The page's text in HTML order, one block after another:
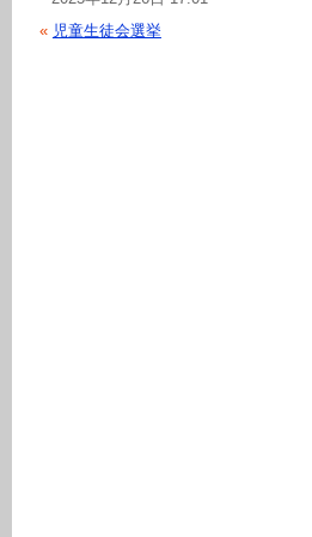
« 児童生徒会選挙